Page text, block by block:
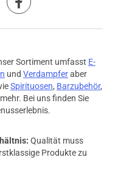
Sortiment umfasst E-
und Verdampferaber
Spirituosen, Barzubehör,
Bei uns finden Sie
Qualität muss
Produkte zu